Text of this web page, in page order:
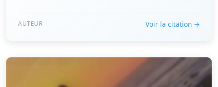
AUTEUR Voir la citation →